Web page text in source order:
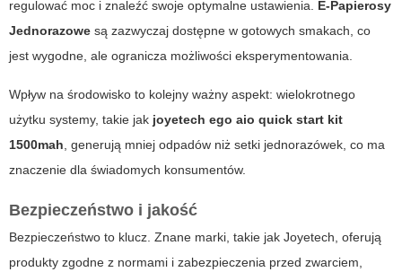
regulować moc i znaleźć swoje optymalne ustawienia. E-Papierosy
Jednorazowe są zazwyczaj dostępne w gotowych smakach, co
jest wygodne, ale ogranicza możliwości eksperymentowania.
Wpływ na środowisko to kolejny ważny aspekt: wielokrotnego
użytku systemy, takie jak joyetech ego aio quick start kit
1500mah, generują mniej odpadów niż setki jednorazówek, co ma
znaczenie dla świadomych konsumentów.
Bezpieczeństwo i jakość
Bezpieczeństwo to klucz. Znane marki, takie jak Joyetech, oferują
produkty zgodne z normami i zabezpieczenia przed zwarciem,